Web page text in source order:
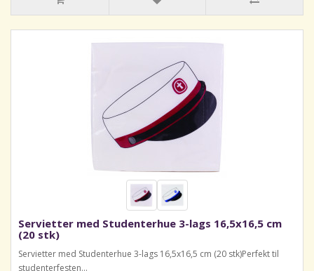
Servietter med Studenterhue 3-lags 16,5x16,5 cm
(20 stk)
Servietter med Studenterhue 3-lags 16,5x16,5 cm (20 stk)Perfekt til
studenterfesten...